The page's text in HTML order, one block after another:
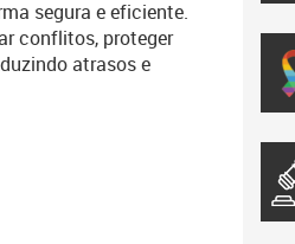
segura e eficiente.
conflitos, proteger
atrasos e